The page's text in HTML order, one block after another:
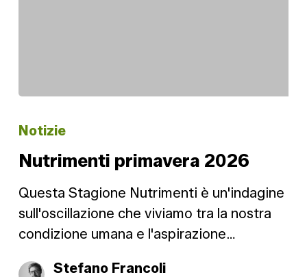
primavera
Notizie
Nutrimenti primavera 2026
Questa Stagione Nutrimenti è un'indagine
sull'oscillazione che viviamo tra la nostra
condizione umana e l'aspirazione…
Stefano Francoli